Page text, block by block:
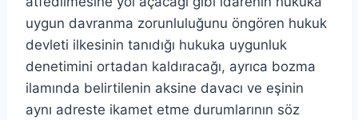
uygun davranma zorunluluğunu öngören hukuk
devleti ilkesinin tanıdığı hukuka uygunluk
denetimini ortadan kaldıracağı, ayrıca bozma
ilamında belirtilenin aksine davacı ve eşinin
aynı adreste ikamet etme durumlarının söz